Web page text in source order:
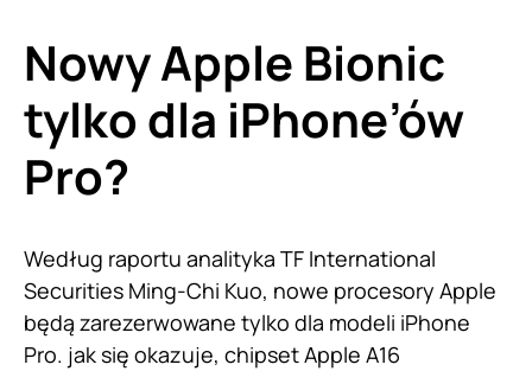
Nowy Apple Bionic
tylko dla iPhone’ów
Pro?
Według raportu analityka TF International
Securities Ming-Chi Kuo, nowe procesory Apple
będą zarezerwowane tylko dla modeli iPhone
Pro. jak się okazuje, chipset Apple A16